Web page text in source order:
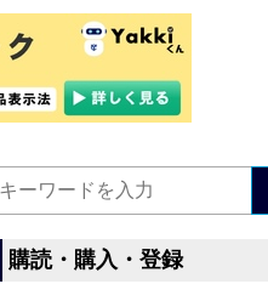
購読・購入・登録